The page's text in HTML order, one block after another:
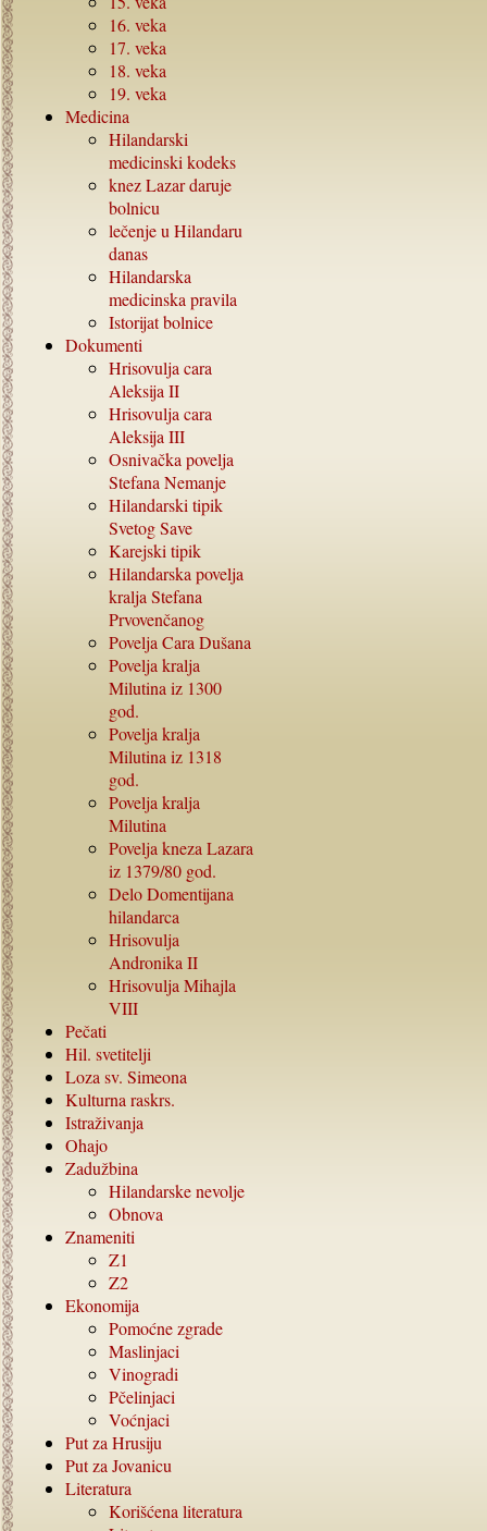
16. veka
17. veka
18. veka
19. veka
Medicina
Hilandarski
medicinski kodeks
knez Lazar daruje
bolnicu
lečenje u Hilandaru
danas
Hilandarska
medicinska pravila
Istorijat bolnice
Dokumenti
Hrisovulja cara
Aleksija II
Hrisovulja cara
Aleksija III
Osnivačka povelja
Stefana Nemanje
Hilandarski tipik
Svetog Save
Karejski tipik
Hilandarska povelja
kralja Stefana
Prvovenčanog
Povelja Cara Dušana
Povelja kralja
Milutina iz 1300
god.
Povelja kralja
Milutina iz 1318
god.
Povelja kralja
Milutina
Povelja kneza Lazara
iz 1379/80 god.
Delo Domentijana
hilandarca
Hrisovulja
Andronika II
Hrisovulja Mihajla
VIII
Pečati
Hil. svetitelji
Loza sv. Simeona
Kulturna raskrs.
Istraživanja
Ohajo
Zadužbina
Hilandarske nevolje
Obnova
Znameniti
Z1
Z2
Ekonomija
Pomoćne zgrade
Maslinjaci
Vinogradi
Pčelinjaci
Voćnjaci
Put za Hrusiju
Put za Jovanicu
Literatura
Korišćena literatura